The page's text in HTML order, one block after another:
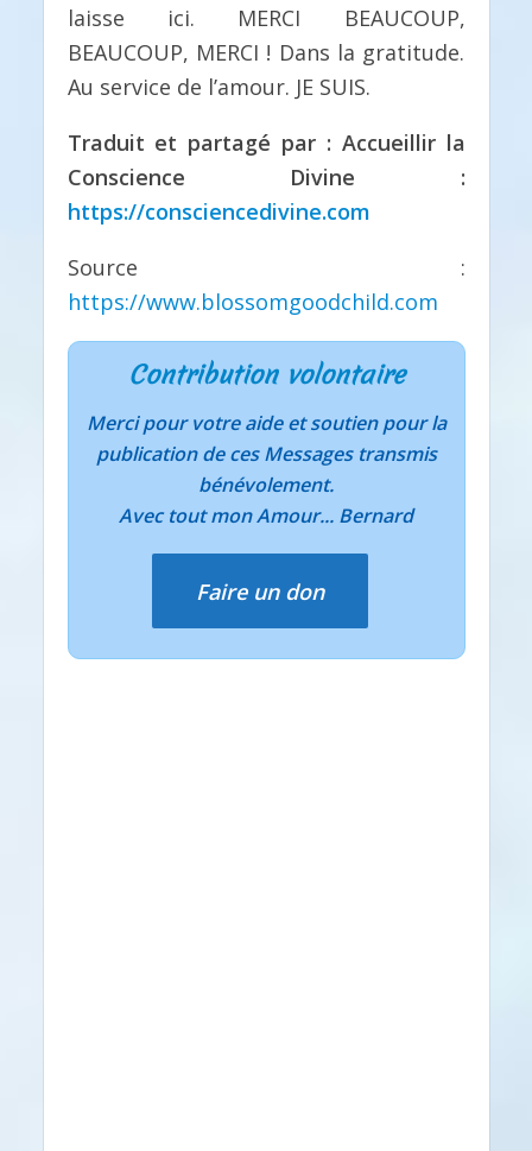
laisse ici. MERCI BEAUCOUP,
BEAUCOUP, MERCI ! Dans la gratitude.
Au service de l’amour. JE SUIS.
Traduit et partagé par : Accueillir la
Conscience Divine :
https://consciencedivine.com
Source :
https://www.blossomgoodchild.com
Contribution volontaire
Merci pour votre aide et soutien pour la
publication de ces Messages transmis
bénévolement.
Avec tout mon Amour... Bernard
Faire un don